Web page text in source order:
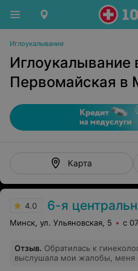
Иглоукалывание
Иглоукалывание
Первомайская в
Карта
4.0 6-я центральная
Минск, ул. Ульяновская, 5 с
Отзыв. Обратилась к гинекологу Веремейчик,
выслушала мои жалобы, меня осмотрела, взяла